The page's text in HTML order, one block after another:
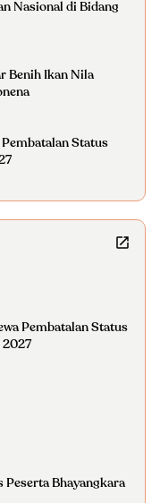
Nasional di Bidang
Benih Ikan Nila
Status
Pembatalan Status
2027
Peserta Bhayangkara